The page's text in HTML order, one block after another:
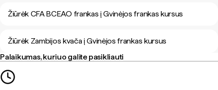
Žiūrėk CFA BCEAO frankas į Gvinėjos frankas kursus
Žiūrėk Zambijos kvača į Gvinėjos frankas kursus
Palaikumas, kuriuo galite pasikliauti